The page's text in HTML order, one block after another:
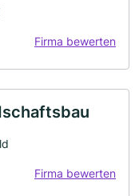
Firma bewerten
Firma bewerten